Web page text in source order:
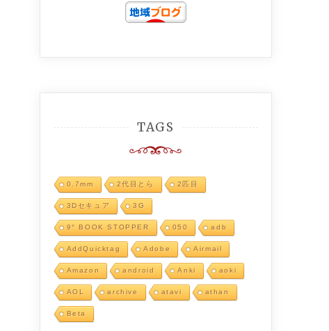
TAGS
0.7mm 2代目とら 2匹目
3Dセキュア 3G
9° BOOK STOPPER 050 adb
AddQuicktag Adobe Airmail
Amazon android Anki aoki
AOL archive atavi athan
Beta